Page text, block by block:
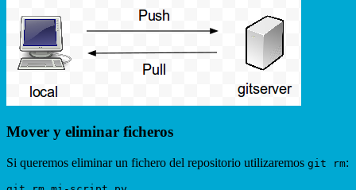
Mover y eliminar ficheros
Si queremos eliminar un fichero del repositorio utilizaremos git rm: